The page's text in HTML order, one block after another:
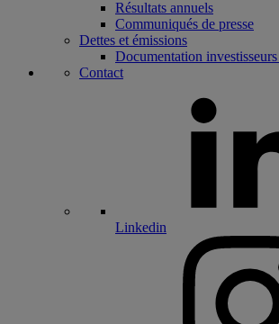
Résultats annuels
Communiqués de presse
Dettes et émissions
Documentation
Contact
Linkedin